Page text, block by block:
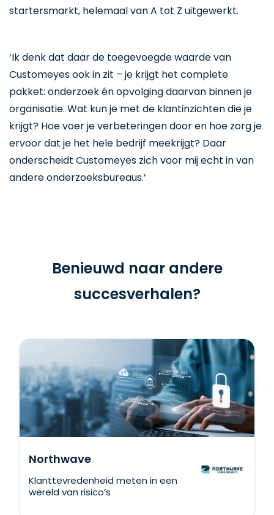
startersmarkt, helemaal van A tot Z uitgewerkt.
‘Ik denk dat daar de toegevoegde waarde van
Customeyes ook in zit – je krijgt het complete
pakket: onderzoek én opvolging daarvan binnen je
organisatie. Wat kun je met de klantinzichten die je
krijgt? Hoe voer je verbeteringen door en hoe zorg je
ervoor dat je het hele bedrijf meekrijgt? Daar
onderscheidt Customeyes zich voor mij echt in van
andere onderzoeksbureaus.’
Benieuwd naar andere
succesverhalen?
Northwave
Klanttevredenheid meten in een
wereld van risico’s